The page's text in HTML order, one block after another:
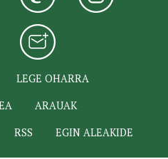
LEGE OHARRA
ARAUAK
RSS EGIN ALEAKIDE